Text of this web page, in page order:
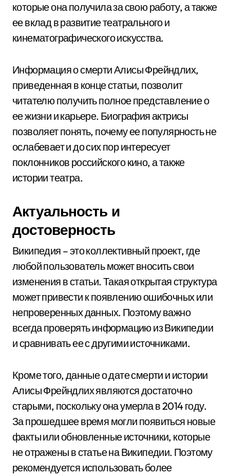
которые она получила за свою работу, а также
ее вклад в развитие театрального и
кинематографического искусства.
Информация о смерти Алисы Фрейндлих,
приведенная в конце статьи, позволит
читателю получить полное представление о
ее жизни и карьере. Биография актрисы
позволяет понять, почему ее популярность не
ослабевает и до сих пор интересует
поклонников российского кино, а также
истории театра.
Актуальность и
достоверность
Википедия – это коллективный проект, где
любой пользователь может вносить свои
изменения в статьи. Такая открытая структура
может привести к появлению ошибочных или
непроверенных данных. Поэтому важно
всегда проверять информацию из Википедии
и сравнивать ее с другими источниками.
Кроме того, данные о дате смерти и истории
Алисы Фрейндлих являются достаточно
старыми, поскольку она умерла в 2014 году.
За прошедшее время могли появиться новые
факты или обновленные источники, которые
не отражены в статье на Википедии. Поэтому
рекомендуется использовать более